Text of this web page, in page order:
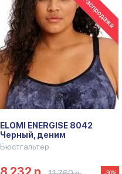
ELOMI ENERGISE 8042
Черный, деним
Бюстгальтер
-30%